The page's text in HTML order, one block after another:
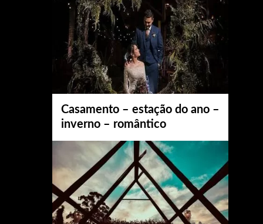
Casamento – estação do ano –
inverno – romântico